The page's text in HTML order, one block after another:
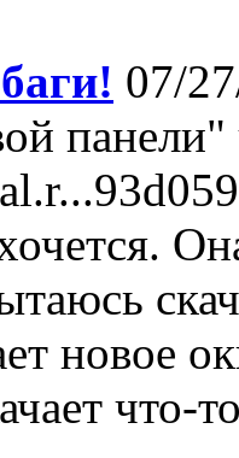
07/
новое
что-